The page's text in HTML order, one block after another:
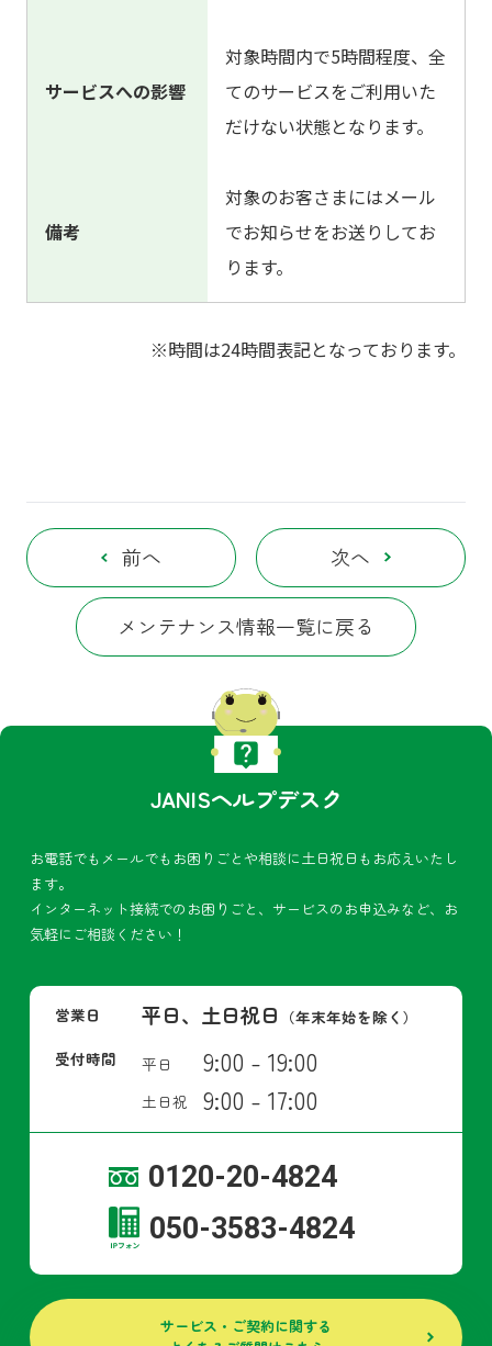
サービスへの影響
対象時間内で5時間程度、全
てのサービスをご利用いた
だけない状態となります。
備考
対象のお客さまにはメール
でお知らせをお送りしてお
ります。
※時間は24時間表記となっております。
前へ
メンテナンス情報一覧に戻る
次へ
JANISヘルプデスク
お電話でもメールでもお困りごとや相談に土日祝日もお応えいたし
ます。
インターネット接続でのお困りごと、サービスのお申込みなど、お
気軽にご相談ください！
営業日 平日、土日祝日 （年末年始を除く）
受付時間
平日 9:00 - 19:00
土日祝 9:00 - 17:00
0120-20-4824
050-3583-4824
サービス・ご契約に関する